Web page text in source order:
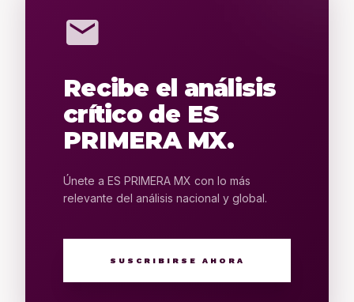
mail
Recibe el análisis
crítico de ES
PRIMERA MX.
Únete a ES PRIMERA MX con lo más
relevante del análisis nacional y global.
SUSCRIBIRSE AHORA